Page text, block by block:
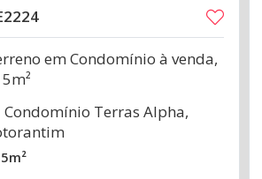
em Condomínio à venda,
Condomínio Terras Alpha,